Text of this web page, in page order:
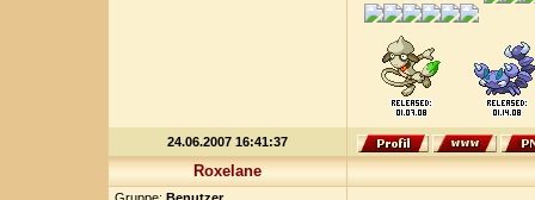
24.06.2007 16:41:37
Roxelane